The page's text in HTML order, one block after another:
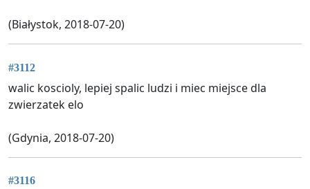
(Białystok, 2018-07-20)
#3112
walic koscioly, lepiej spalic ludzi i miec miejsce dla
zwierzatek elo
(Gdynia, 2018-07-20)
#3116